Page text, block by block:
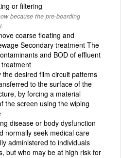
or filtering
because the pre-boarding
coarse floating and
Secondary treatment The
and BOD of effluent
desired film circuit patterns
to the surface of the
by forcing a material
the screen using the wiping
disease or body dysfunction
normally seek medical care
administered to individuals
but who may be at high risk for